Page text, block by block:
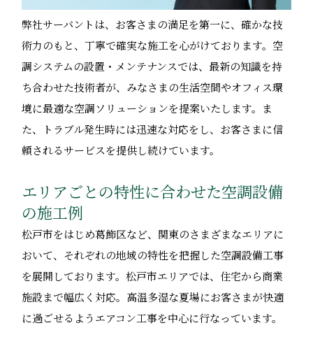
弊社サーバントは、お客さまの満足を第一に、確かな技
術力のもと、丁寧で確実な施工を心がけております。空
調システムの設置・メンテナンスでは、最新の知識を持
ち合わせた技術者が、みなさまの生活空間やオフィス環
境に最適な空調ソリューションを提案いたします。ま
た、トラブル発生時には迅速な対応をし、お客さまに信
頼されるサービスを提供し続けています。
エリアごとの特性に合わせた空調設備
の施工例
松戸市をはじめ葛飾区など、関東のさまざまなエリアに
おいて、それぞれの地域の特性を把握した空調設備工事
を展開しております。松戸市エリアでは、住宅から商業
施設まで幅広く対応。高温多湿な夏場にお客さまが快適
に過ごせるようエアコン工事を中心に行なっています。